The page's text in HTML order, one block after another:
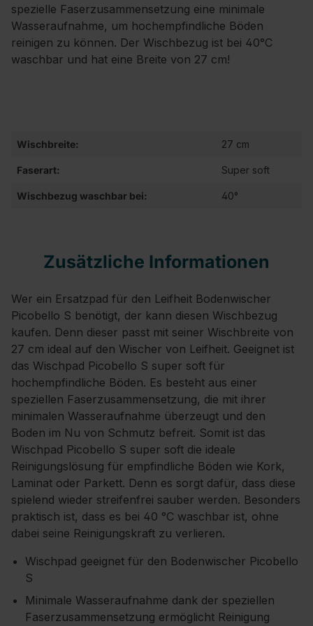
spezielle Faserzusammensetzung eine minimale
Wasseraufnahme, um hochempfindliche Böden
reinigen zu können. Der Wischbezug ist bei 40°C
waschbar und hat eine Breite von 27 cm!
Wischbreite: 27 cm
Faserart: Super soft
Wischbezug waschbar bei: 40°
Zusätzliche Informationen
Wer ein Ersatzpad für den Leifheit Bodenwischer
Picobello S benötigt, der kann diesen Wischbezug
kaufen. Denn dieser passt mit seiner Wischbreite von
27 cm ideal auf den Wischer von Leifheit. Geeignet ist
das Wischpad Picobello S super soft für
hochempfindliche Böden. Es besteht aus einer
speziellen Faserzusammensetzung, die mit ihrer
minimalen Wasseraufnahme überzeugt und den
Boden im Nu von Schmutz befreit. Somit ist das
Wischpad Picobello S super soft die ideale
Reinigungslösung für empfindliche Böden wie Kork,
Laminat oder Parkett. Denn es sorgt dafür, dass diese
spielend wieder streifenfrei sauber werden. Besonders
praktisch ist, dass es bei 40 °C waschbar ist, ohne
dabei seine Reinigungskraft zu verlieren.
Wischpad geeignet für den Bodenwischer Picobello
S
Minimale Wasseraufnahme dank der speziellen
Faserzusammensetzung ermöglicht Reinigung